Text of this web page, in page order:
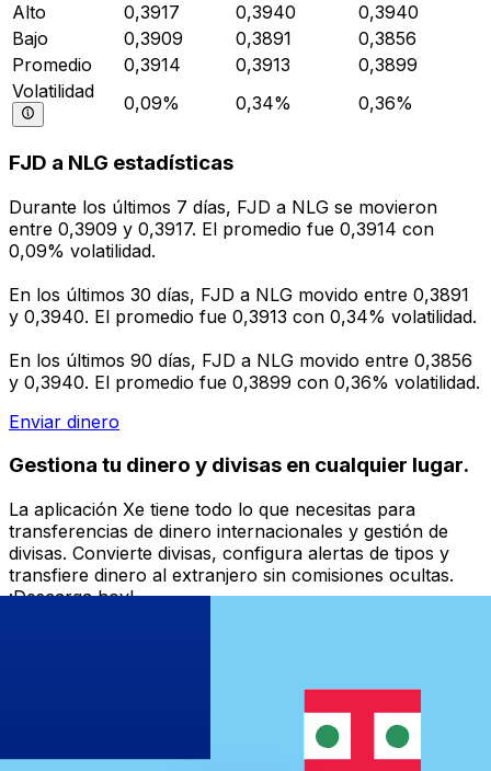
Alto
0,3917 0,3940
0,3940
Bajo
0,3909 0,3891
0,3856
Promedio
0,3914 0,3913
0,3899
Volatilidad
0,09% 0,34% 0,36%
FJD a NLG estadísticas
Durante los últimos 7 días, FJD a NLG se movieron
entre 0,3909 y 0,3917. El promedio fue 0,3914 con
0,09% volatilidad.
En los últimos 30 días, FJD a NLG movido entre 0,3891
y 0,3940. El promedio fue 0,3913 con 0,34% volatilidad.
En los últimos 90 días, FJD a NLG movido entre 0,3856
y 0,3940. El promedio fue 0,3899 con 0,36% volatilidad.
Enviar dinero
Gestiona tu dinero y divisas en cualquier lugar.
La aplicación Xe tiene todo lo que necesitas para
transferencias de dinero internacionales y gestión de
divisas. Convierte divisas, configura alertas de tipos y
transfiere dinero al extranjero sin comisiones ocultas.
¡Descarga hoy!